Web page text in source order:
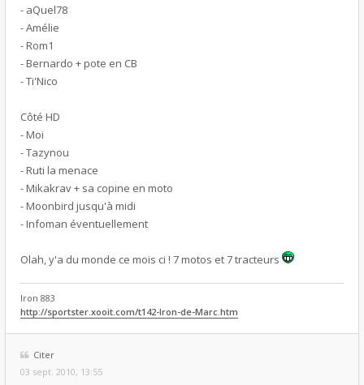
- aQuel78
- Amélie
- Rom1
- Bernardo + pote en CB
- Ti'Nico
Côté HD
- Moi
- Tazynou
- Ruti la menace
- Mikakrav + sa copine en moto
- Moonbird jusqu'à midi
- Infoman éventuellement
Olah, y'a du monde ce mois ci ! 7 motos et 7 tracteurs
Iron 883
http://sportster.xooit.com/t142-Iron-de-Marc.htm
Citer
03 sept. 2010, 13:55